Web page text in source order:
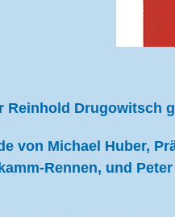
Drugowitsch
von Michael Huber,
Rennen, und